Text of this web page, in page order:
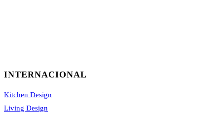
INTERNACIONAL
Kitchen Design
Living Design